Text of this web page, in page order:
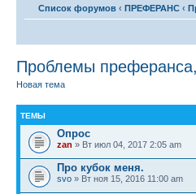
Список форумов ‹ ПРЕФЕРАНС ‹
Проблемы
Новая тема
ТЕМЫ
Опрос
zan » Вт июл 04, 2017 2:05 am
Про кубок меня.
svo » Вт ноя 15, 2016 11:00 am